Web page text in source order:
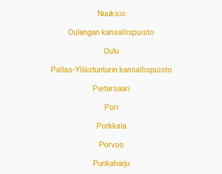
Nuuksio
Oulangan kansallispuisto
Oulu
Pallas-Yllästunturin kansallispuisto
Pietarsaari
Pori
Porkkala
Porvoo
Punkaharju